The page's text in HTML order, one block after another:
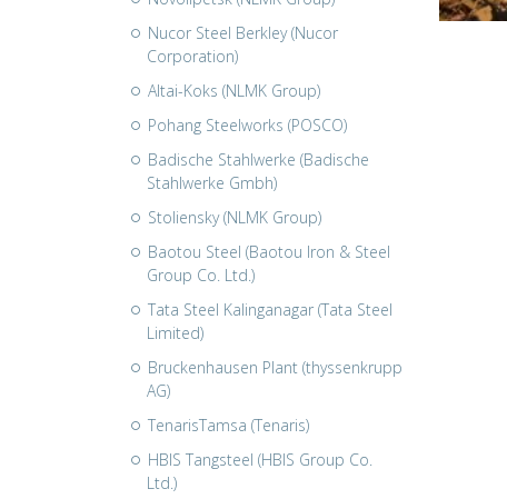
Nucor Steel Berkley (Nucor
Corporation)
Altai-Koks (NLMK Group)
Pohang Steelworks (POSCO)
Badische Stahlwerke (Badische
Stahlwerke Gmbh)
Stoliensky (NLMK Group)
Baotou Steel (Baotou Iron & Steel
Group Co. Ltd.)
Tata Steel Kalinganagar (Tata Steel
Limited)
Bruckenhausen Plant (thyssenkrupp
AG)
TenarisTamsa (Tenaris)
HBIS Tangsteel (HBIS Group Co.
Ltd.)